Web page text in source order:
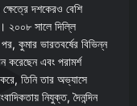
দশকেরও বেশি
২০০৮ সালে দিল্লি
কুমার ভারতবর্ষের বিভিন্ন
করেছেন এবং পরামর্শ
তিনি তার অভ্যাসে
নিযুক্ত, দৈনন্দিন